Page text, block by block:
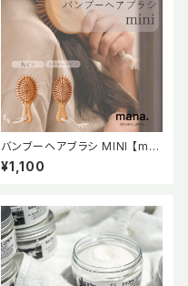
バンブーヘアブラシ MINI 【ma
na. ORGANIC LIVING】
¥1,100